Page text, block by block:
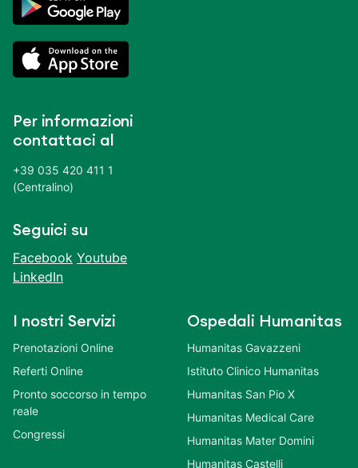
Per informazioni
contattaci al
+39 035 420 411 1
(Centralino)
Seguici su
Facebook Youtube
LinkedIn
I nostri Servizi
Prenotazioni Online
Referti Online
Pronto soccorso in tempo
reale
Congressi
Ospedali Humanitas
Humanitas Gavazzeni
Istituto Clinico Humanitas
Humanitas San Pio X
Humanitas Medical Care
Humanitas Mater Domini
Humanitas Castelli